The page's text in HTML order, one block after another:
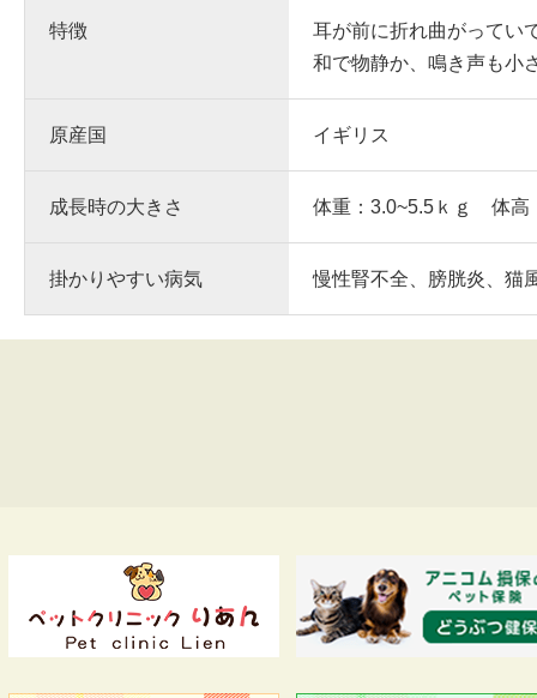
特徴
耳が前に折れ曲がってい
和で物静か、鳴き声も小
原産国 イギリス
成長時の大きさ 体重：3.0~5.5ｋｇ 体高
掛かりやすい病気 慢性腎不全、膀胱炎、猫